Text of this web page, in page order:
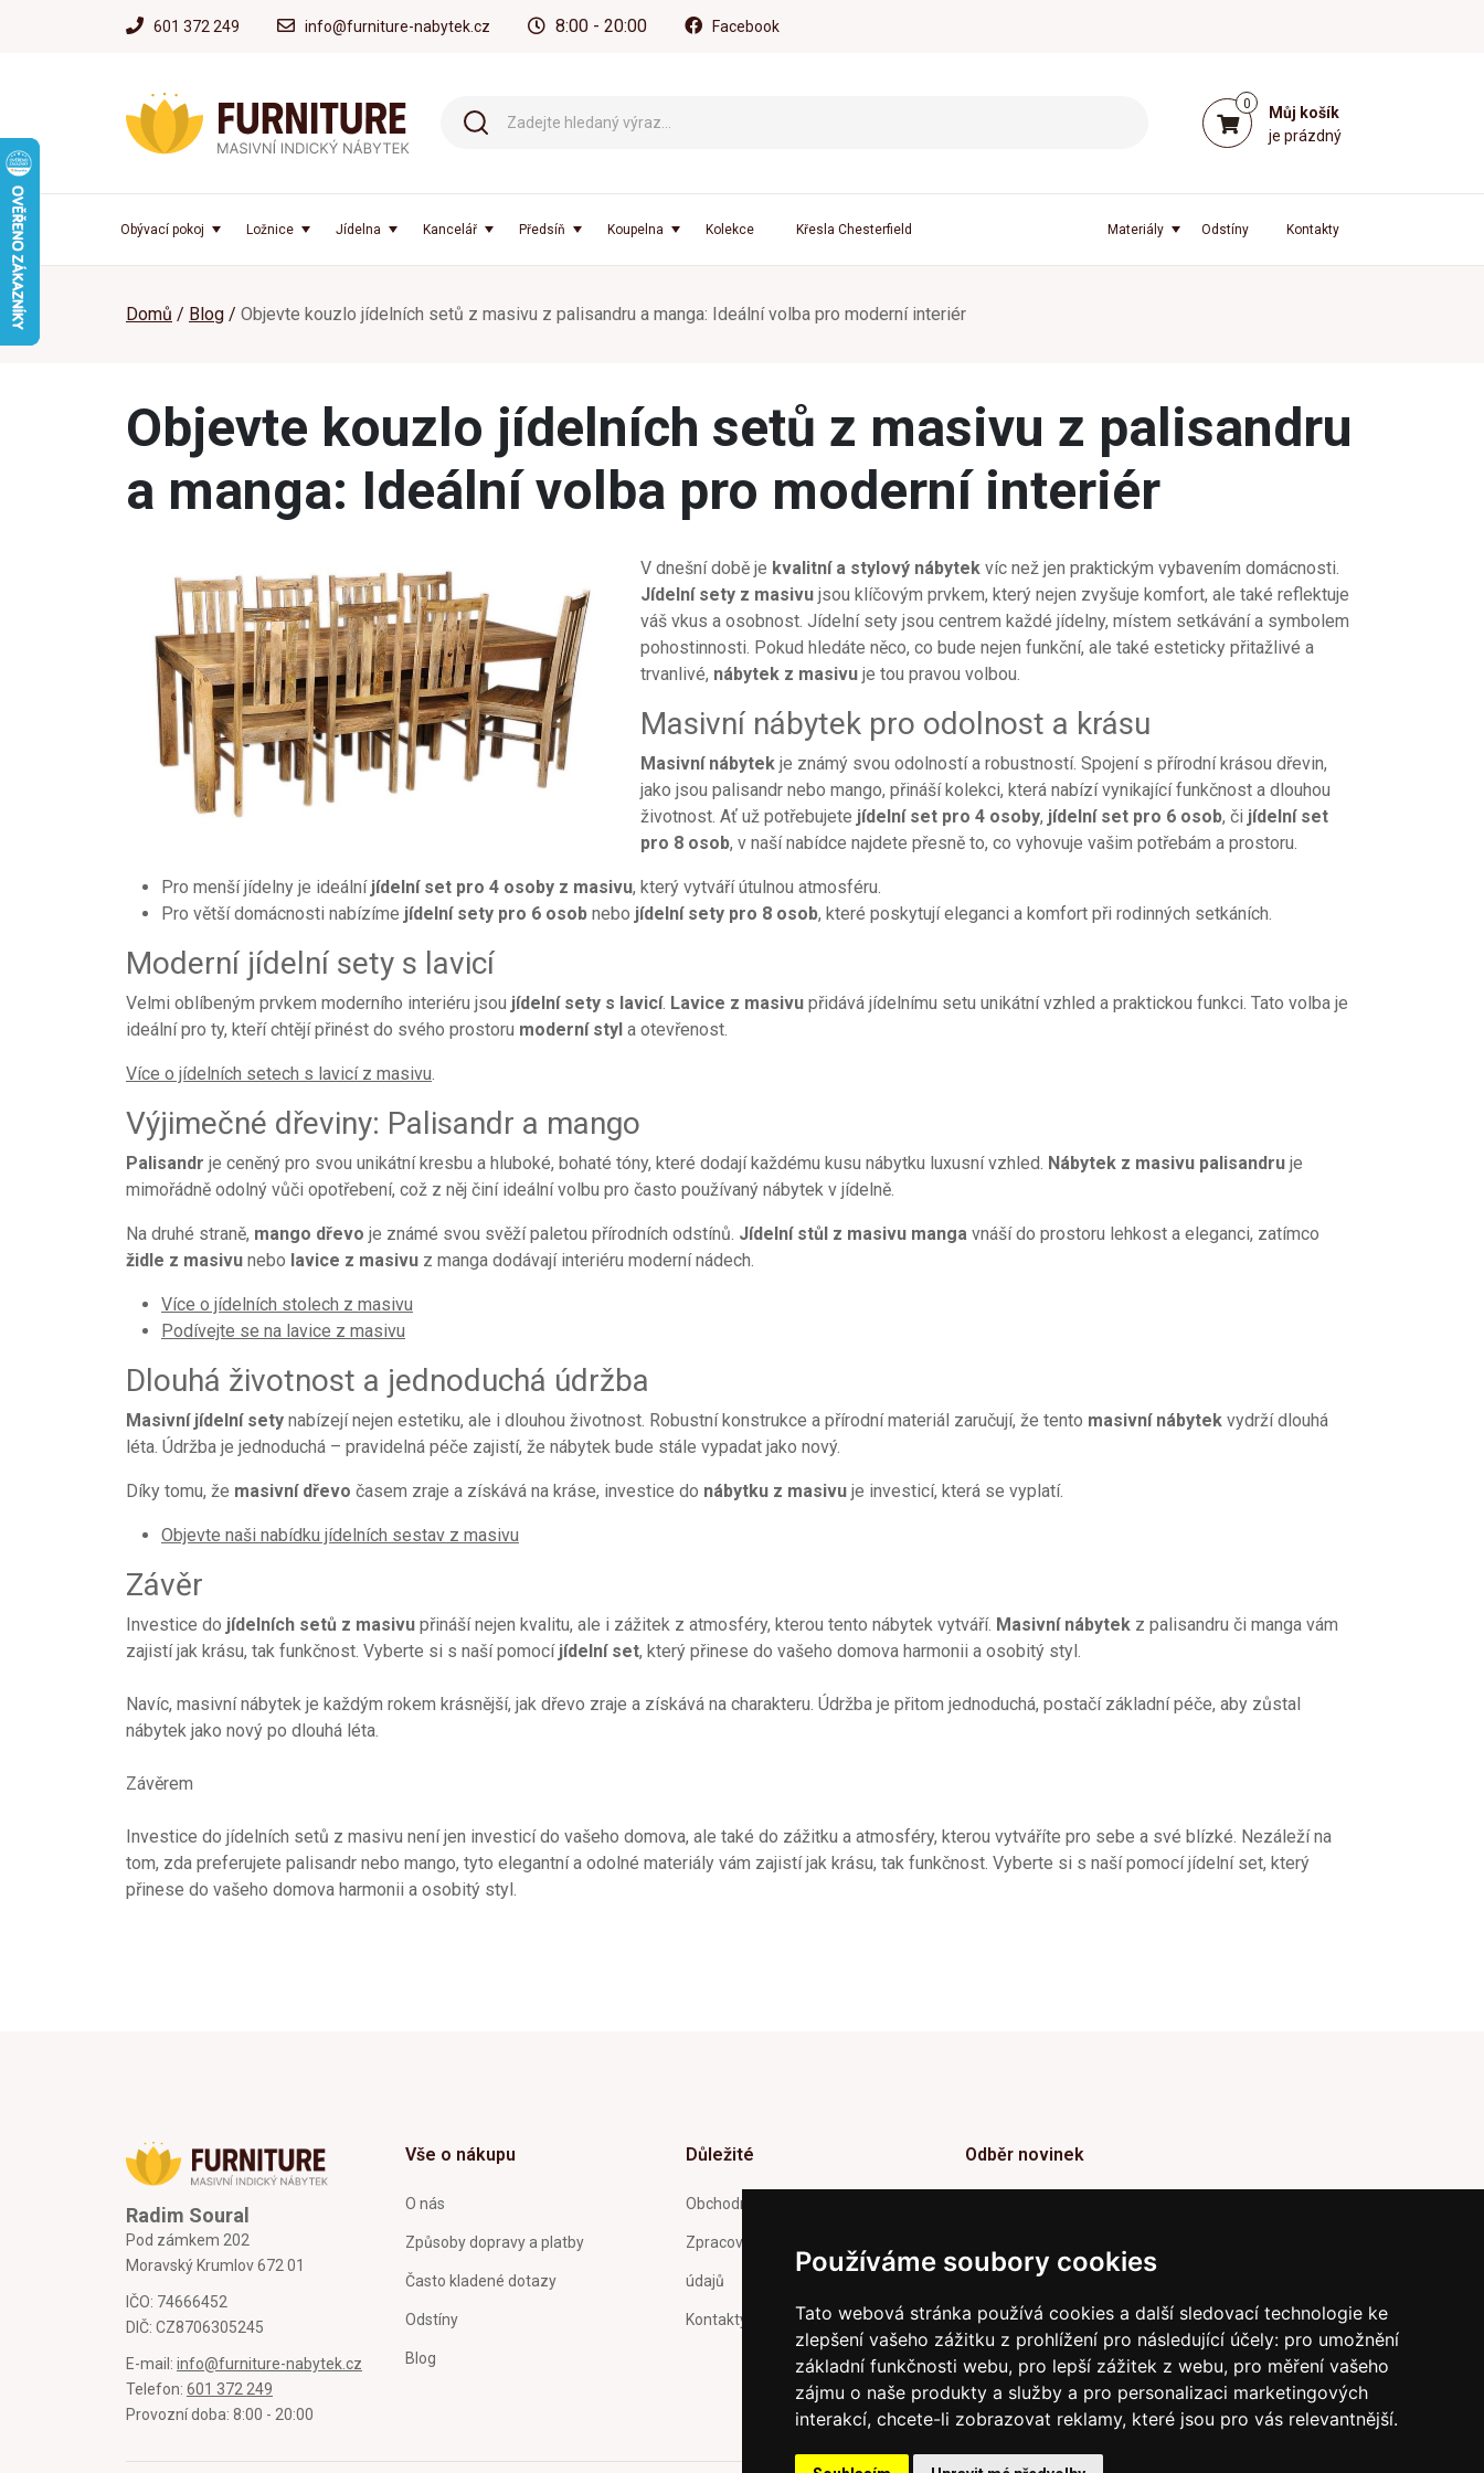
Používáme soubory cookies
Tato webová stránka používá cookies a další sledovací technologie ke
zlepšení vašeho zážitku z prohlížení pro následující účely: pro umožnění
základní funkčnosti webu, pro lepší zážitek z webu, pro měření vašeho
zájmu o naše produkty a služby a pro personalizaci marketingových
interakcí, chcete-li zobrazovat reklamy, které jsou pro vás relevantnější.
601 372 249 info@furniture-nabytek.cz 8:00 - 20:00 Facebook
0
Můj košík
je prázdný
Obývací pokoj Ložnice Jídelna Kancelář Předsíň Koupelna Kolekce Křesla Chesterfield Kontakty
Odstíny
Materiály
Domů Blog Objevte kouzlo jídelních setů z masivu z palisandru a manga: Ideální volba pro moderní interiér
Objevte kouzlo jídelních setů z masivu z palisandru
a manga: Ideální volba pro moderní interiér
V dnešní době je kvalitní a stylový nábytek víc než jen praktickým vybavením domácnosti.
Jídelní sety z masivu jsou klíčovým prvkem, který nejen zvyšuje komfort, ale také reflektuje
váš vkus a osobnost. Jídelní sety jsou centrem každé jídelny, místem setkávání a symbolem
pohostinnosti. Pokud hledáte něco, co bude nejen funkční, ale také esteticky přitažlivé a
trvanlivé, nábytek z masivu je tou pravou volbou.
Masivní nábytek pro odolnost a krásu
Masivní nábytek je známý svou odolností a robustností. Spojení s přírodní krásou dřevin,
jako jsou palisandr nebo mango, přináší kolekci, která nabízí vynikající funkčnost a dlouhou
životnost. Ať už potřebujete jídelní set pro 4 osoby, jídelní set pro 6 osob, či jídelní set
pro 8 osob, v naší nabídce najdete přesně to, co vyhovuje vašim potřebám a prostoru.
Pro menší jídelny je ideální jídelní set pro 4 osoby z masivu, který vytváří útulnou atmosféru.
Pro větší domácnosti nabízíme jídelní sety pro 6 osob nebo jídelní sety pro 8 osob, které poskytují eleganci a komfort při rodinných setkáních.
Moderní jídelní sety s lavicí
Velmi oblíbeným prvkem moderního interiéru jsou jídelní sety s lavicí. Lavice z masivu přidává jídelnímu setu unikátní vzhled a praktickou funkci. Tato volba je
ideální pro ty, kteří chtějí přinést do svého prostoru moderní styl a otevřenost.
Více o jídelních setech s lavicí z masivu.
Výjimečné dřeviny: Palisandr a mango
Palisandr je ceněný pro svou unikátní kresbu a hluboké, bohaté tóny, které dodají každému kusu nábytku luxusní vzhled. Nábytek z masivu palisandru je
mimořádně odolný vůči opotřebení, což z něj činí ideální volbu pro často používaný nábytek v jídelně.
Na druhé straně, mango dřevo je známé svou svěží paletou přírodních odstínů. Jídelní stůl z masivu manga vnáší do prostoru lehkost a eleganci, zatímco
židle z masivu nebo lavice z masivu z manga dodávají interiéru moderní nádech.
Více o jídelních stolech z masivu
Podívejte se na lavice z masivu
Dlouhá životnost a jednoduchá údržba
Masivní jídelní sety nabízejí nejen estetiku, ale i dlouhou životnost. Robustní konstrukce a přírodní materiál zaručují, že tento masivní nábytek vydrží dlouhá
léta. Údržba je jednoduchá – pravidelná péče zajistí, že nábytek bude stále vypadat jako nový.
Díky tomu, že masivní dřevo časem zraje a získává na kráse, investice do nábytku z masivu je investicí, která se vyplatí.
Objevte naši nabídku jídelních sestav z masivu
Závěr
Investice do jídelních setů z masivu přináší nejen kvalitu, ale i zážitek z atmosféry, kterou tento nábytek vytváří. Masivní nábytek z palisandru či manga vám
zajistí jak krásu, tak funkčnost. Vyberte si s naší pomocí jídelní set, který přinese do vašeho domova harmonii a osobitý styl.
Navíc, masivní nábytek je každým rokem krásnější, jak dřevo zraje a získává na charakteru. Údržba je přitom jednoduchá, postačí základní péče, aby zůstal
nábytek jako nový po dlouhá léta.
Závěrem
Investice do jídelních setů z masivu není jen investicí do vašeho domova, ale také do zážitku a atmosféry, kterou vytváříte pro sebe a své blízké. Nezáleží na
tom, zda preferujete palisandr nebo mango, tyto elegantní a odolné materiály vám zajistí jak krásu, tak funkčnost. Vyberte si s naší pomocí jídelní set, který
přinese do vašeho domova harmonii a osobitý styl.
Radim Soural
Pod zámkem 202
Moravský Krumlov 672 01
IČO: 74666452
DIČ: CZ8706305245
E-mail: info@furniture-nabytek.cz
Telefon: 601 372 249
Provozní doba: 8:00 - 20:00
Vše o nákupu
O nás
Způsoby dopravy a platby
Často kladené dotazy
Odstíny
Blog
Důležité
Obchodní podmínky
Zpracování a ochrana osobních
údajů
Kontakty
Odběr novinek
Potvrzením odběru současně souhlasíte s našimi podmínkami o
Ochraně soukromía současně nám udělujete souhlas se
zasíláním obchodních e-mailů.